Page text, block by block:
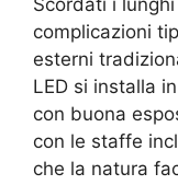
complicazioni
esterni
LED si installa
con buona
con le staffe
che la natura